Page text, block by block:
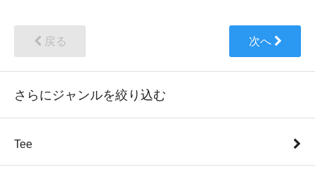
戻る 次へ
さらにジャンルを絞り込む
Tee